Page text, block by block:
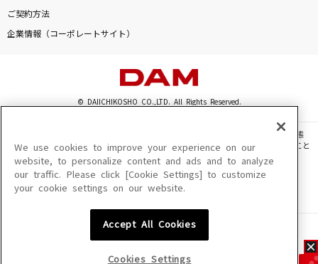
ご契約方法
企業情報（コーポレートサイト）
© DAIICHIKOSHO CO.,LTD. All Rights Reserved.
このサイトに掲載されている一切の文章・画像・写真・動画・音声等を、手段や形態
を問わず、著作権法の定める範囲を超えて無断で複製、転載、ファイル化などすること
を禁じます。
楽曲及びコンテンツは、機種によりご利用いただけない場合があります。
楽曲及びコンテンツの配信日、配信内容が変更になる場合があります。
We use cookies to improve your experience on our
website, to personalize content and ads and to analyze
our traffic. Please click [Cookie Settings] to customize
your cookie settings on our website.
Accept All Cookies
Cookies Settings